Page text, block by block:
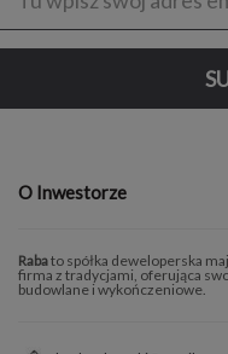
O Inwestorze
Rabato spółka deweloperska
firma z tradycjami, oferująca
budowlane i wykończeniowe.